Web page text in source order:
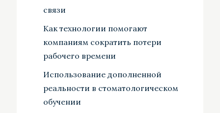
связи
Как технологии помогают
компаниям сократить потери
рабочего времени
Использование дополненной
реальности в стоматологическом
обучении